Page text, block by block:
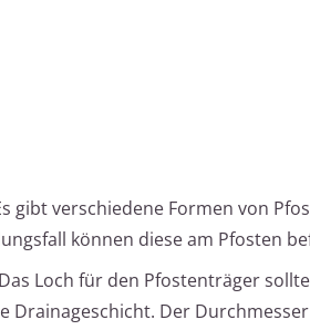
gibt verschiedene Formen von
können diese am Pfosten
Das Loch für den Pfostenträger
Drainageschicht. Der